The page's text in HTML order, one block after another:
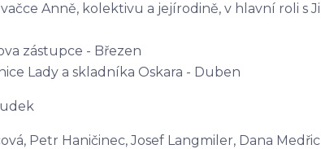
Anně, kolektivu a jejírodině, v hlavní roli s
zástupce - Březen
Lady a skladníka Oskara - Duben
Petr Haničinec, Josef Langmiler, Dana